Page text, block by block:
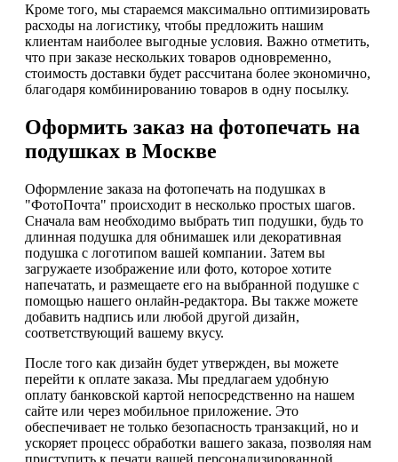
Кроме того, мы стараемся максимально оптимизировать
расходы на логистику, чтобы предложить нашим
клиентам наиболее выгодные условия. Важно отметить,
что при заказе нескольких товаров одновременно,
стоимость доставки будет рассчитана более экономично,
благодаря комбинированию товаров в одну посылку.
Оформить заказ на фотопечать на
подушках в Москве
Оформление заказа на фотопечать на подушках в
"ФотоПочта" происходит в несколько простых шагов.
Сначала вам необходимо выбрать тип подушки, будь то
длинная подушка для обнимашек или декоративная
подушка с логотипом вашей компании. Затем вы
загружаете изображение или фото, которое хотите
напечатать, и размещаете его на выбранной подушке с
помощью нашего онлайн-редактора. Вы также можете
добавить надпись или любой другой дизайн,
соответствующий вашему вкусу.
После того как дизайн будет утвержден, вы можете
перейти к оплате заказа. Мы предлагаем удобную
оплату банковской картой непосредственно на нашем
сайте или через мобильное приложение. Это
обеспечивает не только безопасность транзакций, но и
ускоряет процесс обработки вашего заказа, позволяя нам
приступить к печати вашей персонализированной